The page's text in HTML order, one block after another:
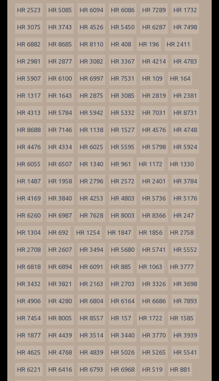
HR 2523 HR 5085 HR 6094 HR 6086 HR 7289 HR 1732
HR 3075 HR 3743 HR 4526 HR 5450 HR 6287 HR 7498
HR 6882 HR 8685 HR 8110 HR 408 HR 196 HR 2411
HR 2981 HR 2877 HR 3082 HR 3367 HR 4214 HR 4783
HR 5907 HR 6100 HR 6997 HR 7531 HR 109 HR 164
HR 1317 HR 1643 HR 2875 HR 3085 HR 2819 HR 2381
HR 4313 HR 5784 HR 5942 HR 5332 HR 7031 HR 8731
HR 8688 HR 7146 HR 1138 HR 1527 HR 4576 HR 4748
HR 4476 HR 4334 HR 6025 HR 5595 HR 5798 HR 5924
HR 6055 HR 6507 HR 1340 HR 961 HR 1172 HR 1330
HR 1487 HR 1958 HR 2796 HR 2572 HR 2401 HR 3784
HR 4169 HR 3840 HR 4253 HR 4803 HR 5736 HR 5176
HR 6260 HR 6987 HR 7628 HR 8003 HR 8366 HR 247
HR 1304 HR 692 HR 1254 HR 1847 HR 1856 HR 2758
HR 2708 HR 2607 HR 3494 HR 5680 HR 5741 HR 5552
HR 6818 HR 6894 HR 6091 HR 885 HR 1063 HR 3777
HR 3432 HR 3821 HR 2163 HR 2703 HR 3326 HR 3698
HR 4906 HR 4280 HR 6804 HR 6164 HR 6686 HR 7893
HR 7454 HR 8005 HR 8557 HR 157 HR 1722 HR 1585
HR 1877 HR 4439 HR 3514 HR 3440 HR 3770 HR 3939
HR 4625 HR 4768 HR 4839 HR 5026 HR 5265 HR 5541
HR 6221 HR 6416 HR 6793 HR 6968 HR 519 HR 881